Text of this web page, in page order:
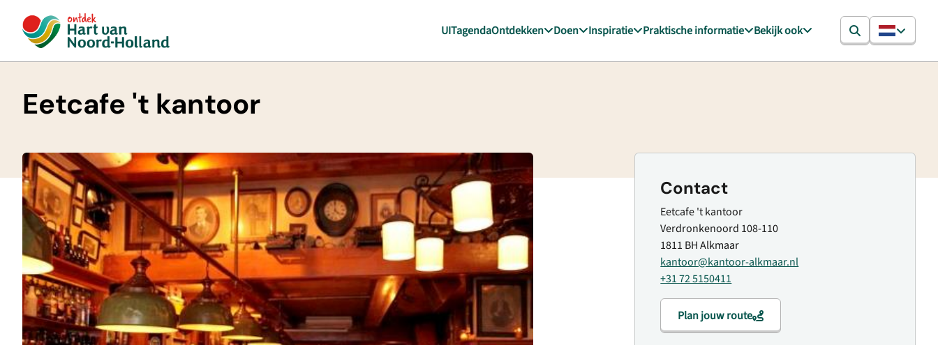
UITagendaOntdekken Doen Inspiratie Praktische informatie Bekijk ook
Eetcafe 't kantoor
Contact
Eetcafe 't kantoor
Verdronkenoord 108-110
1811 BH Alkmaar
kantoor@kantoor-alkmaar.nl
+31 72 5150411
Plan jouw route